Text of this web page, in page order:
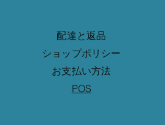
配達と返品
ショップポリシー
お支払い方法
POS